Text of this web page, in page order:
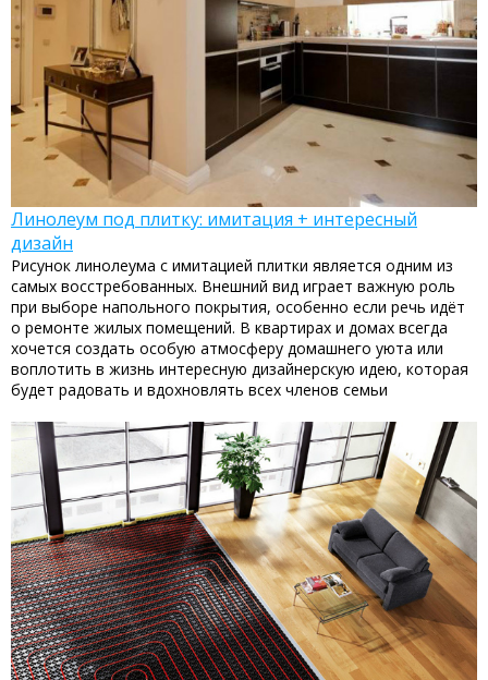
Линолеум под плитку: имитация + интересный
дизайн
Рисунок линолеума с имитацией плитки является одним из
самых восстребованных. Внешний вид играет важную роль
при выборе напольного покрытия, особенно если речь идёт
о ремонте жилых помещений. В квартирах и домах всегда
хочется создать особую атмосферу домашнего уюта или
воплотить в жизнь интересную дизайнерскую идею, которая
будет радовать и вдохновлять всех членов семьи